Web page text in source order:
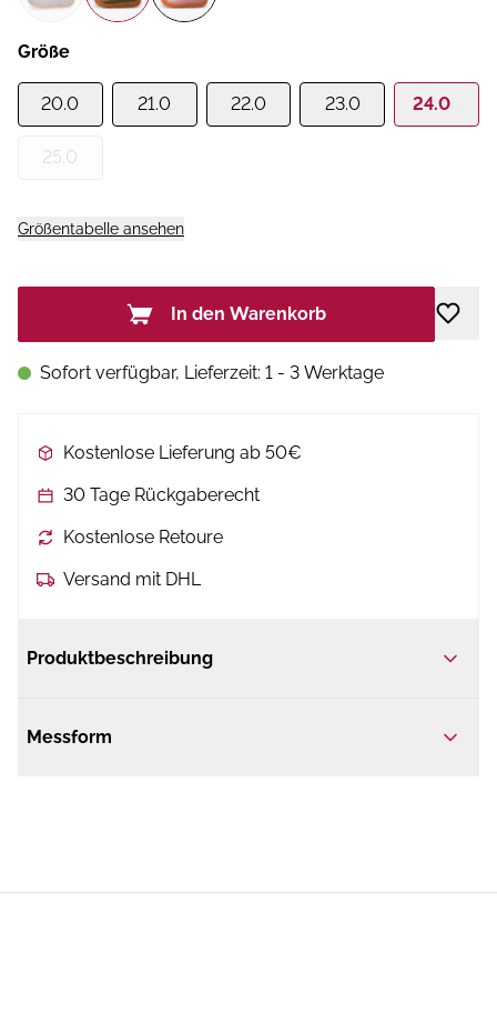
Größe
20.0 21.0 22.0 23.0 24.0
25.0
Größentabelle ansehen
In den Warenkorb
Sofort verfügbar, Lieferzeit: 1 - 3 Werktage
Kostenlose Lieferung ab 50€
30 Tage Rückgaberecht
Kostenlose Retoure
Versand mit DHL
Produktbeschreibung
Messform